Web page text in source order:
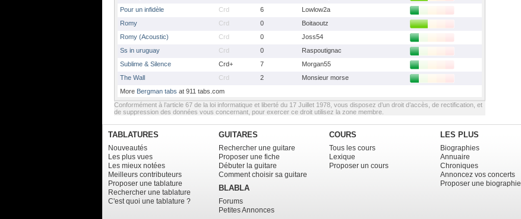
Pour un infidèle
Crd 6
Lowlow2a
Romy
Crd 0
Boitaoutz
Romy (Acoustic)
Crd 0
Joss54
Ss in uruguay
Crd 0
Raspoutignac
Sublime & Silence
Crd+ 7
Morgan55
The Wall
Crd 2
Monsieur morse
More Bergman tabs at 911 tabs.com
Conformément à l’article 67 de la loi informatique et liberté du 17 Juillet 1978, vous disposez d’un droit d’accès, de rectification, et
de suppression des données vous concernant, pour exercer ce droit utilisez la zone membre.
TABLATURES
Nouveautés
Les plus vues
Les mieux notées
Meilleurs contributeurs
Proposer une tablature
Rechercher une tablature
C'est quoi une tablature ?
GUITARES
Rechercher une guitare
Proposer une fiche
Débuter la guitare
Comment choisir sa guitare
BLABLA
Forums
Petites Annonces
COURS
Tous les cours
Lexique
Proposer un cours
LES PLUS
Biographies
Annuaire
Chroniques
Annoncez vos concerts
Proposer une biographie